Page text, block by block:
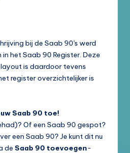
bij de Saab 90's werd
het Saab 90 Register. Deze
is daardoor tevens
register overzichtelijker is
Saab 90 toe!
Of een Saab 90 gespot?
een Saab 90? Je kunt dit nu
de Saab 90 toevoegen-